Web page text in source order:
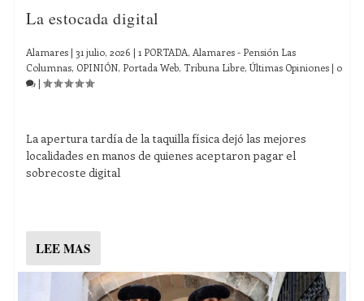
La estocada digital
Alamares | 31 julio, 2026 |1 PORTADA,Alamares - Pensión Las
Columnas, OPINIÓN, Portada Web, Tribuna Libre,Últimas Opiniones | 0
|
La apertura tardía de la taquilla física dejó las mejores
localidades en manos de quienes aceptaron pagar el
sobrecoste digital
LEE MAS